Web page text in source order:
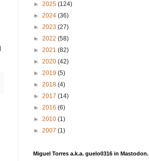
► 2025 (124)
► 2024 (36)
► 2023 (27)
► 2022 (58)
► 2021 (82)
► 2020 (42)
► 2019 (5)
► 2018 (4)
► 2017 (14)
► 2016 (6)
► 2010 (1)
► 2007 (1)
Miguel Torres a.k.a. guelo0316 in Mastodon.